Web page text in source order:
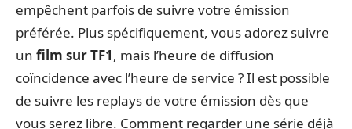
empêchent parfois de suivre votre émission
préférée. Plus spécifiquement, vous adorez suivre
un film sur TF1, mais l’heure de diffusion
coïncidence avec l’heure de service ? Il est possible
de suivre les replays de votre émission dès que
vous serez libre. Comment regarder une série déjà